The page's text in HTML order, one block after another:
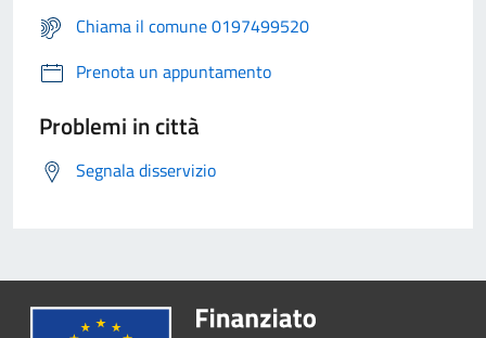
Chiama il comune 0197499520
Prenota un appuntamento
Problemi in città
Segnala disservizio